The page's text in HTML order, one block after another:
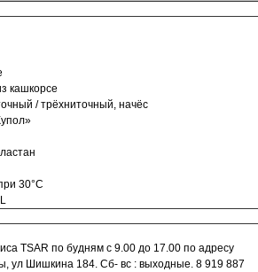
кашкорсе
/ трёхниточный, начёс
30°C
TSAR по будням с 9.00 до 17.00 по адресу
ул Шишкина 184. Сб- вс : выходные. 8 919 887